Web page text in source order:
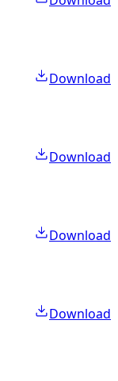
Download
Download
Download
Download